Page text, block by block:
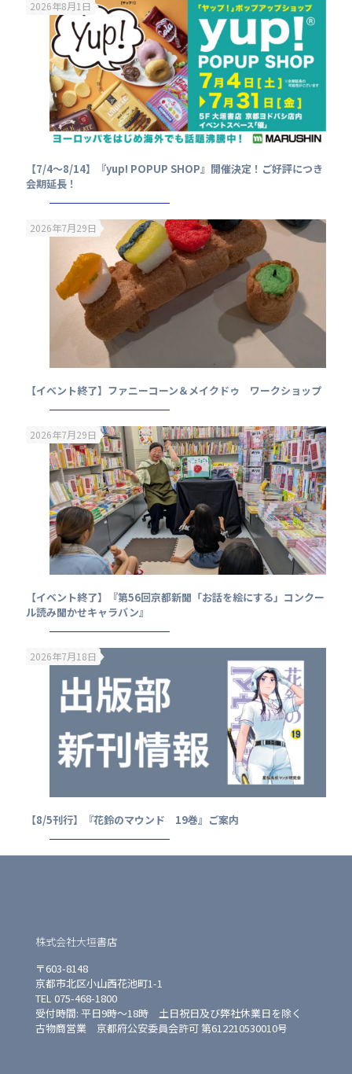
2026年8月1日
【7/4～8/14】『yup! POPUP SHOP』開催決定！ご好評につき
会期延長！
2026年7月29日
【イベント終了】ファニーコーン＆メイクドゥ ワークショップ
2026年7月29日
【イベント終了】『第56回京都新聞「お話を絵にする」コンクー
ル読み聞かせキャラバン』
2026年7月18日
【8/5刊行】『花鈴のマウンド 19巻』ご案内
株式会社大垣書店
〒603-8148
京都市北区小山西花池町1-1
TEL 075-468-1800
受付時間: 平日9時〜18時 土日祝日及び弊社休業日を除く
古物商営業 京都府公安委員会許可 第612210530010号